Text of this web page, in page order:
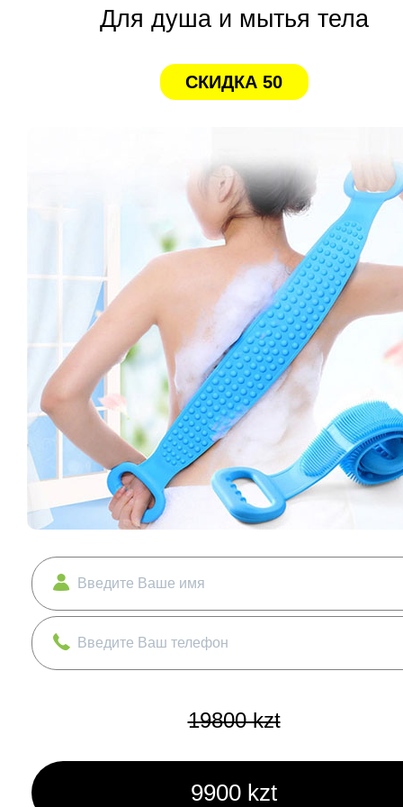
Для душа и мытья тела
СКИДКА 50
19800 kzt
9900 kzt